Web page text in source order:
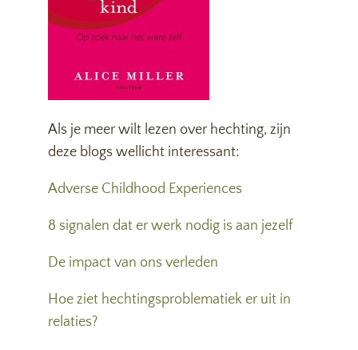
Als je meer wilt lezen over hechting, zijn
deze blogs wellicht interessant:
Adverse Childhood Experiences
8 signalen dat er werk nodig is aan jezelf
De impact van ons verleden
Hoe ziet hechtingsproblematiek er uit in
relaties?